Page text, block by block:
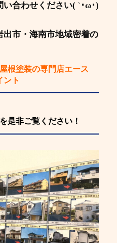
い合わせください( `･ω･)
市・海南市地域密着の
根塗装の専門店エース
ント
を是非ご覧ください！